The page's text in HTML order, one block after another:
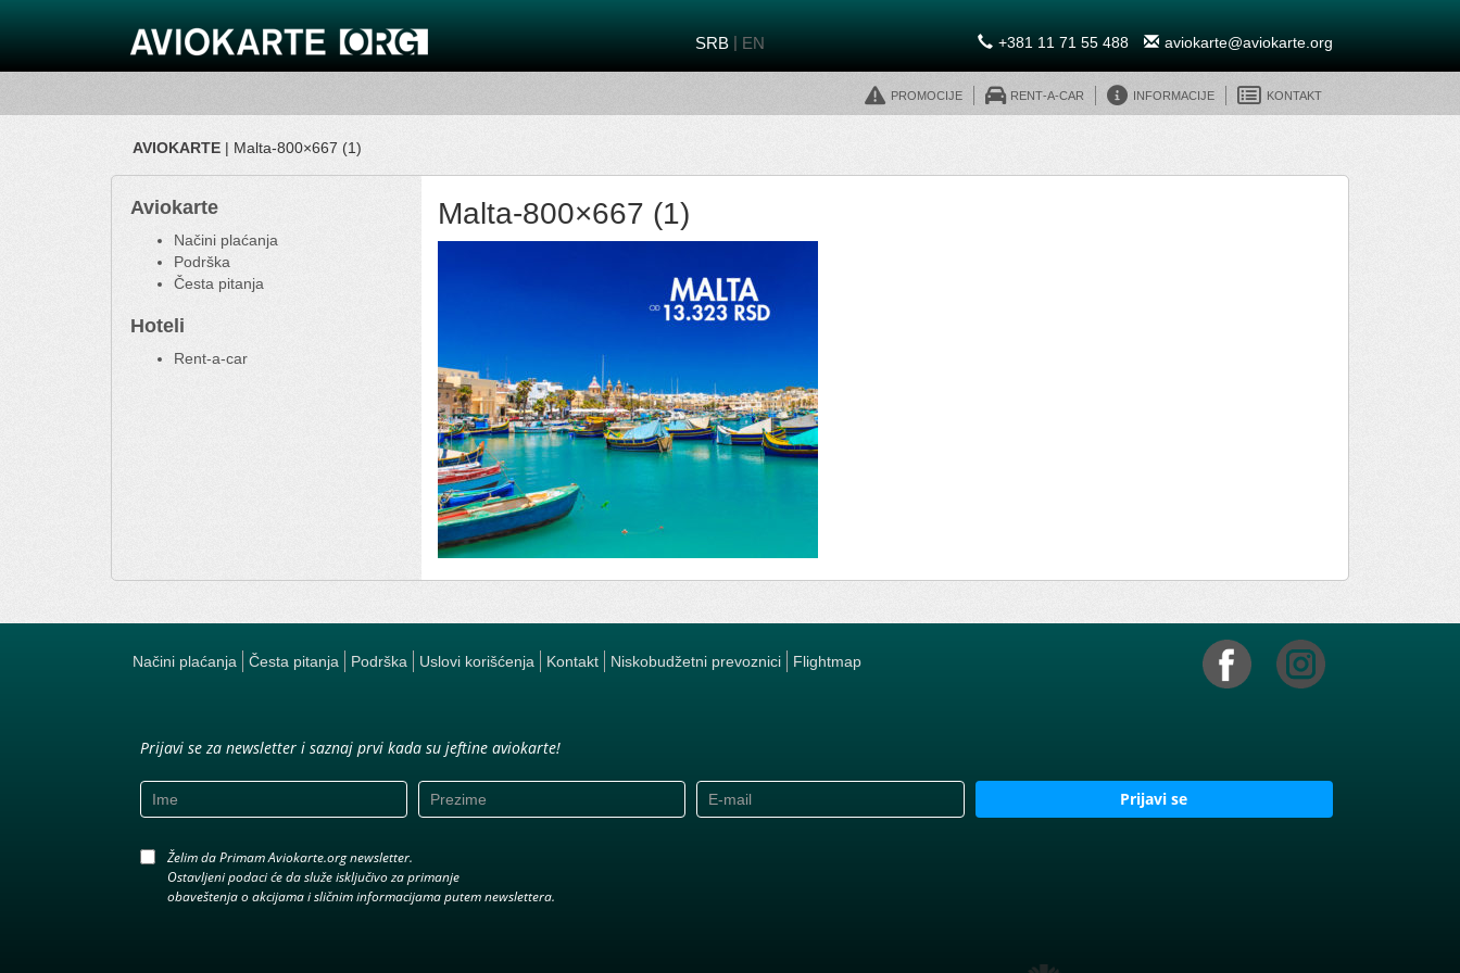
SRB | EN aviokarte@aviokarte.org
+381 11 71 55 488
Promocije Rent-A-Car Informacije Kontakt
AVIOKARTE | Malta-800×667 (1)
Aviokarte
Načini plaćanja
Podrška
Česta pitanja
Hoteli
Rent-a-car
Malta-800×667 (1)
Načini plaćanja Česta pitanja Podrška Uslovi korišćenja Kontakt Niskobudžetni prevoznici Flightmap
Prijavi se za newsletter i saznaj prvi kada su jeftine aviokarte!
Prijavi se
Želim da Primam Aviokarte.org newsletter.
Ostavljeni podaci će da služe isključivo za primanje
obaveštenja o akcijama i sličnim informacijama putem newslettera.